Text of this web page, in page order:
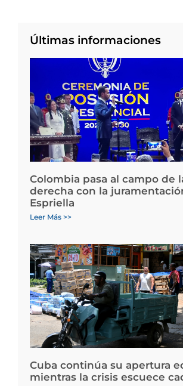
Últimas informaciones
Colombia pasa al campo de
derecha con la
Espriella
Leer Más >>
Cuba continúa su apertura
mientras la crisis escuece